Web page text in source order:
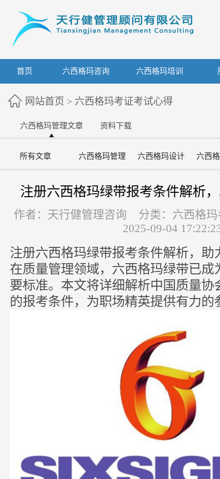
首页 六西格玛咨询 六西格玛培训
网站首页 > 六西格玛考证考试心得
六西格玛管理文章 资料下载
所有文章 六西格玛管理 六西格玛设计 六西
注册六西格玛绿带报考条件解析
作者：天行健管理咨询 分类：六西格
2025-09-04
注册六西格玛绿带报考条件解析，助
在质量管理领域，六西格玛绿带已成
要标准。本文将详细解析中国质量协
的报考条件，为职场精英提供有力的